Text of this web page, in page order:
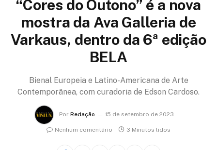
“Cores do Outono” é a nova
mostra da Ava Galleria de
Varkaus, dentro da 6ª edição
BELA
Bienal Europeia e Latino-Americana de Arte
Contemporânea, com curadoria de Edson Cardoso.
Por Redação 15 de setembro de 2023
Nenhum comentário 3 Minutos lidos